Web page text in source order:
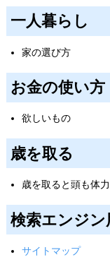
一人暮らし
家の選び方
お金の使い方
欲しいもの
歳を取る
歳を取ると頭も体
検索エンジン
サイトマップ